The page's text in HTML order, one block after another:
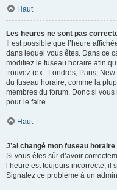
Haut
Les heures ne sont pas
Il est possible que l’heure
dans lequel vous êtes. Dans ce
modifiez le fuseau horaire afin
trouvez (ex : Londres, Paris,
du fuseau horaire, comme la
membres du forum. Donc si vous
pour le faire.
Haut
J’ai changé mon fuseau
Si vous êtes sûr d’avoir
l’heure est toujours incorrecte, il
Signalez ce problème à un